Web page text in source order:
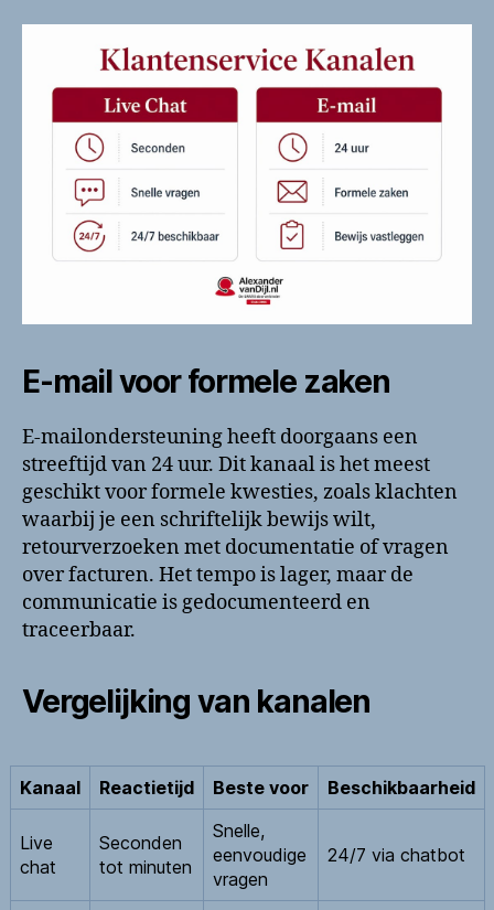
E-mail voor formele zaken
E-mailondersteuning heeft doorgaans een
streeftijd van 24 uur. Dit kanaal is het meest
geschikt voor formele kwesties, zoals klachten
waarbij je een schriftelijk bewijs wilt,
retourverzoeken met documentatie of vragen
over facturen. Het tempo is lager, maar de
communicatie is gedocumenteerd en
traceerbaar.
Vergelijking van kanalen
Kanaal Reactietijd Beste voor Beschikbaarheid
Live
chat
Seconden
tot minuten
Snelle,
eenvoudige
vragen
24/7 via chatbot